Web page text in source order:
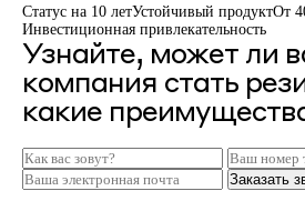
Статус на 10 летУстойчивый продуктОт
Инвестиционная привлекательность
Узнайте, может ли
компания стать
какие
Заказать